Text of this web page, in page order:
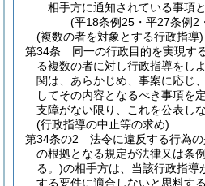
相手方に通知されている事項
(平18条例25・平27条例2
(複数の者を対象とする行政指導)
第34条
同一の行政目的を実現す
る複数の者に対し行政指導をし
関は、あらかじめ、事案に応じ
してその内容となるべき事項を
支障がない限り、これを公表し
(行政指導の中止等の求め)
第34条の2
法令に違反する行為
の根拠となる規定が法律又は条
る。)の相手方は、当該行政指導
する要件に適合しないと思料す